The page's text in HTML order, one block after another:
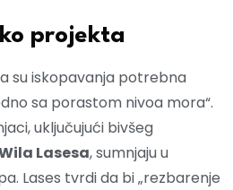
projekta
su iskopavanja potrebna
sa porastom nivoa mora“.
uključujući bivšeg
Lasesa, sumnjaju u
Lases tvrdi da bi „rezbarenje